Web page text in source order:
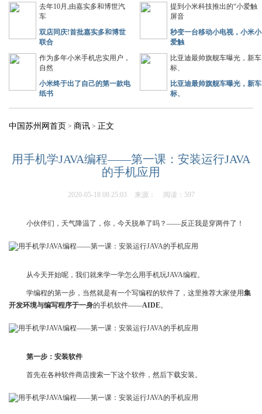
去年10月,由嘉实多和博世汽
车
双店同庆!首批嘉实多和博世
联合
提到小米科技推出的“小爱触
屏音
秒变一台移动小电视，小米小
爱触
作为多年小米手机忠实用户，
自然
小米终于出了自己的第一款电
纸书
比亚迪最帅旗舰车曝光，新车
标、
比亚迪最帅旗舰车曝光，新车
标、
中国苏州网首页 > 商讯 > 正文
用手机学JAVA编程——第一课：安装运行JAVA
的手机应用
2020-05-18 08:25:03 来源： 阅读：597
小伙伴们，天气降温了，你，今天脱单了吗？——反正我是穿两件了！
从今天开始呢，我们就来学一学怎么用手机玩JAVA编程。
学编程的第一步，当然就是有一个写编程的软件了，这里推荐大家使用集
开发环境与编写程序于一身的手机软件——AIDE。
第一步：安装软件
首先在各种软件商店搜索一下这个软件，然后下载安装。